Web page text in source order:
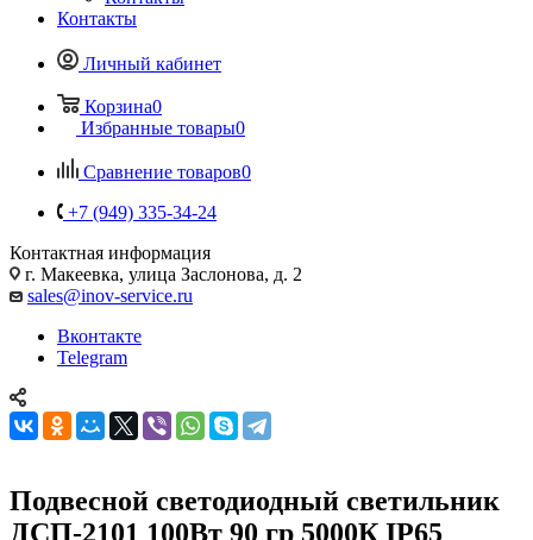
Контакты
Личный кабинет
Корзина0
Избранные товары0
Сравнение товаров0
+7 (949) 335-34-24
Контактная информация
г. Макеевка, улица Заслонова, д. 2
sales@inov-service.ru
Вконтакте
Telegram
Подвесной светодиодный светильник
ДСП-2101 100Вт 90 гр 5000К IP65